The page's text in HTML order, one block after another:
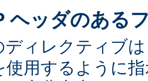
ヘッダのある
ディレクティブ
使用するように